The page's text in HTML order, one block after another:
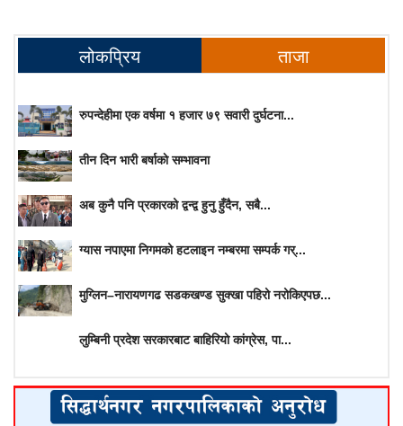
लोकप्रिय ताजा
रुपन्देहीमा एक वर्षमा १ हजार ७९ सवारी दुर्घटना...
तीन दिन भारी बर्षाकाे सम्भावना
अब कुनै पनि प्रकारको द्वन्द्व हुनु हुँदैन, सबै...
ग्यास नपाएमा निगमको हटलाइन नम्बरमा सम्पर्क गर्...
मुग्लिन–नारायणगढ सडकखण्ड सुक्खा पहिरो नरोकिएपछ...
लुम्बिनी प्रदेश सरकारबाट बाहिरियो कांग्रेस, पा...